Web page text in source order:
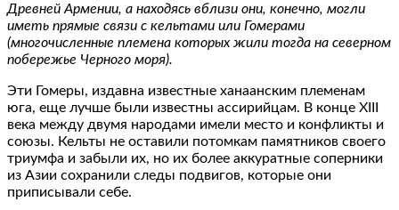
Древней Армении, а находясь вблизи они, конечно, могли
иметь прямые связи с кельтами или Гомерами
(многочисленные племена которых жили тогда на северном
побережье Черного моря).
Эти Гомеры, издавна известные ханаанским племенам
юга, еще лучше были известны ассирийцам. В конце XIII
века между двумя народами имели место и конфликты и
союзы. Кельты не оставили потомкам памятников своего
триумфа и забыли их, но их более аккуратные соперники
из Азии сохранили следы подвигов, которые они
приписывали себе.